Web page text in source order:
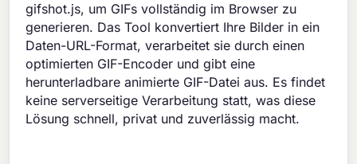
gifshot.js, um GIFs vollständig im Browser zu
generieren. Das Tool konvertiert Ihre Bilder in ein
Daten-URL-Format, verarbeitet sie durch einen
optimierten GIF-Encoder und gibt eine
herunterladbare animierte GIF-Datei aus. Es findet
keine serverseitige Verarbeitung statt, was diese
Lösung schnell, privat und zuverlässig macht.